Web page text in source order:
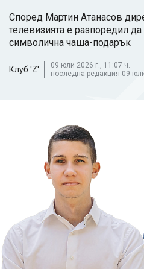
Според Мартин Атанасов
телевизията е разпоредил
символична чаша-подарък
Клуб 'Z'
09 юли 2026 г., 11:07 ч.
последна редакция 09